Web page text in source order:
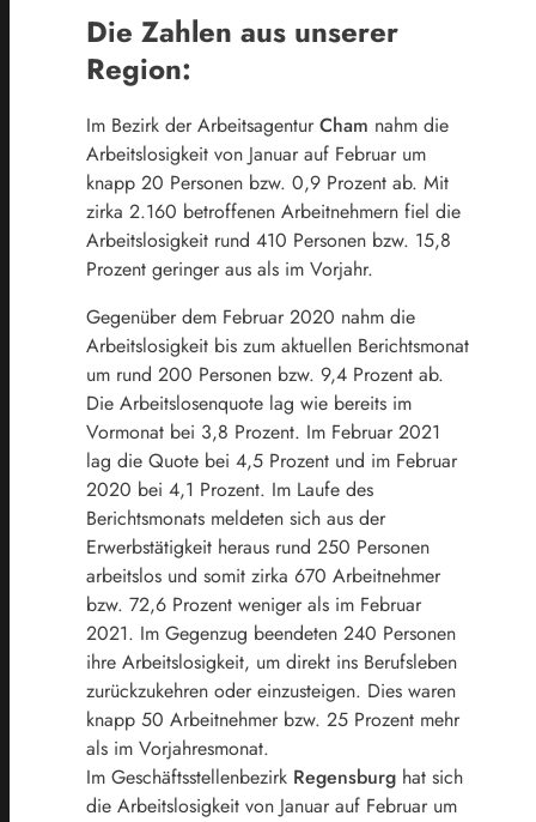
Die Zahlen aus unserer
Region:
Im Bezirk der Arbeitsagentur Cham nahm die
Arbeitslosigkeit von Januar auf Februar um
knapp 20 Personen bzw. 0,9 Prozent ab. Mit
zirka 2.160 betroffenen Arbeitnehmern fiel die
Arbeitslosigkeit rund 410 Personen bzw. 15,8
Prozent geringer aus als im Vorjahr.
Gegenüber dem Februar 2020 nahm die
Arbeitslosigkeit bis zum aktuellen Berichtsmonat
um rund 200 Personen bzw. 9,4 Prozent ab.
Die Arbeitslosenquote lag wie bereits im
Vormonat bei 3,8 Prozent. Im Februar 2021
lag die Quote bei 4,5 Prozent und im Februar
2020 bei 4,1 Prozent. Im Laufe des
Berichtsmonats meldeten sich aus der
Erwerbstätigkeit heraus rund 250 Personen
arbeitslos und somit zirka 670 Arbeitnehmer
bzw. 72,6 Prozent weniger als im Februar
2021. Im Gegenzug beendeten 240 Personen
ihre Arbeitslosigkeit, um direkt ins Berufsleben
zurückzukehren oder einzusteigen. Dies waren
knapp 50 Arbeitnehmer bzw. 25 Prozent mehr
als im Vorjahresmonat.
Im Geschäftsstellenbezirk Regensburg hat sich
die Arbeitslosigkeit von Januar auf Februar um